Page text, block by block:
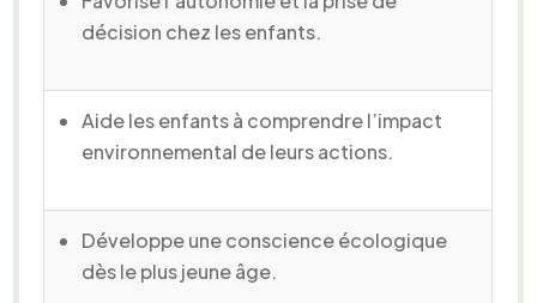
décision chez les enfants.
Aide les enfants à comprendre l’impact
environnemental de leurs actions.
Développe une conscience écologique
dès le plus jeune âge.